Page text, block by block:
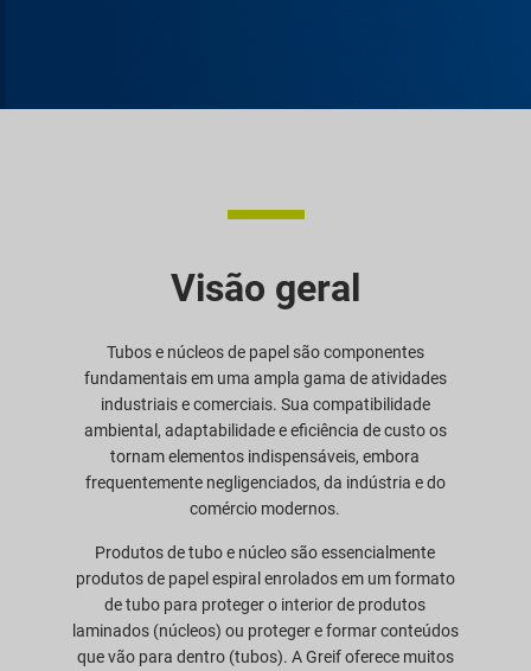
Visão geral
Tubos e núcleos de papel são componentes
fundamentais em uma ampla gama de atividades
industriais e comerciais. Sua compatibilidade
ambiental, adaptabilidade e eficiência de custo os
tornam elementos indispensáveis, embora
frequentemente negligenciados, da indústria e do
comércio modernos.
Produtos de tubo e núcleo são essencialmente
produtos de papel espiral enrolados em um formato
de tubo para proteger o interior de produtos
laminados (núcleos) ou proteger e formar conteúdos
que vão para dentro (tubos). A Greif oferece muitos